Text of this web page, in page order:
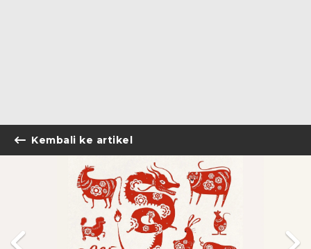
Kembali ke artikel